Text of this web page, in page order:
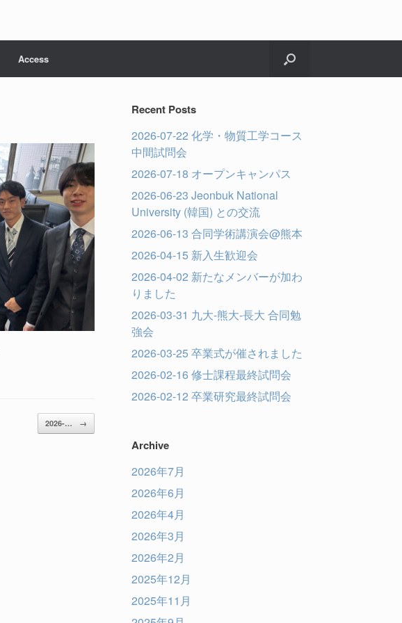
Access
2026-… →
Recent Posts
2026-07-22 化学・物質工学コース
中間試問会
2026-07-18 オープンキャンパス
2026-06-23 Jeonbuk National
University (韓国) との交流
2026-06-13 合同学術講演会@熊本
2026-04-15 新入生歓迎会
2026-04-02 新たなメンバーが加わ
りました
2026-03-31 九大-熊大-長大 合同勉
強会
2026-03-25 卒業式が催されました
2026-02-16 修士課程最終試問会
2026-02-12 卒業研究最終試問会
Archive
2026年7月
2026年6月
2026年4月
2026年3月
2026年2月
2025年12月
2025年11月